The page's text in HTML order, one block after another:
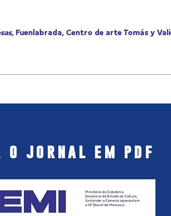
Fuenlabrada, Centro de arte Tomás y
o jornal em pdf